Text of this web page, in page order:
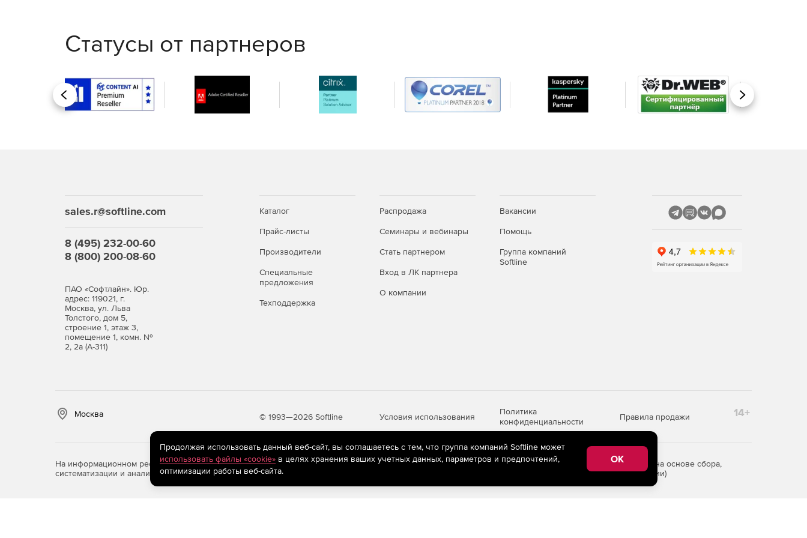
Статусы от партнеров
Назад Вперед
sales.r@softline.com
8 (495) 232-00-60
8 (800) 200-08-60
ПАО «Софтлайн». Юр.
адрес: 119021, г.
Москва, ул. Льва
Толстого, дом 5,
строение 1, этаж 3,
помещение 1, комн. №
2, 2а (А-311)
Каталог
Прайс-листы
Производители
Специальные
предложения
Техподдержка
Распродажа
Семинары и вебинары
Стать партнером
Вход в ЛК партнера
О компании
Вакансии
Помощь
Группа компаний
Softline
Москва © 1993—2026 Softline Условия использования
Политика
конфиденциальности
Правила продажи 14+
На информационном ресурсе store.softline.ru применяютсярекомендательные технологии (информационные технологии предоставления информации на основе сбора,
систематизации и анализа сведений, относящихся к предпочтениям пользователей сети «Интернет», находящихся на территории Российской Федерации)
Продолжая использовать данный веб-сайт, вы соглашаетесь с тем, что группа компаний Softline может
использовать файлы «cookie»в целях хранения ваших учетных данных, параметров и предпочтений,
оптимизации работы веб-сайта.
OK